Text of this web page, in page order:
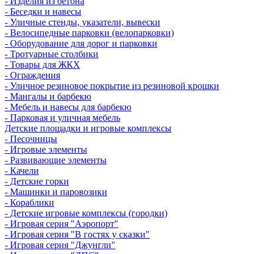
- Беседки и навесы
- Уличные стенды, указатели, вывески
- Велосипедные парковки (велопарковки)
- Оборудование для дорог и парковки
- Тротуарные столбики
- Товары для ЖКХ
- Ограждения
- Уличное резиновое покрытие из резиновой крошки
- Мангалы и барбекю
- Мебель и навесы для барбекю
- Парковая и уличная мебель
Детские площадки и игровые комплексы
- Песочницы
- Игровые элементы
- Развивающие элементы
- Качели
- Детские горки
- Машинки и паровозики
- Кораблики
- Детские игровые комплексы (городки)
- Игровая серия "Аэропорт"
- Игровая серия "В гостях у сказки"
- Игровая серия "Джунгли"